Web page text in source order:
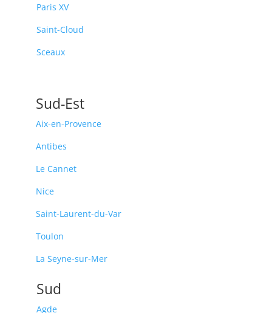
Paris XV
Saint-Cloud
Sceaux
Sud-Est
Aix-en-Provence
Antibes
Le Cannet
Nice
Saint-Laurent-du-Var
Toulon
La Seyne-sur-Mer
Sud
Agde